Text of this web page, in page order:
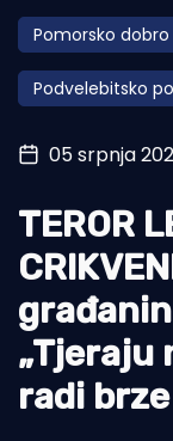
Obala
Otoci
Turizam i
Pomorstvo
Ekologija
Tradicija i kultura
Pomorsko dobro
Podvelebitsko
05 srpnja
TEROR
„Tjeraju
radi